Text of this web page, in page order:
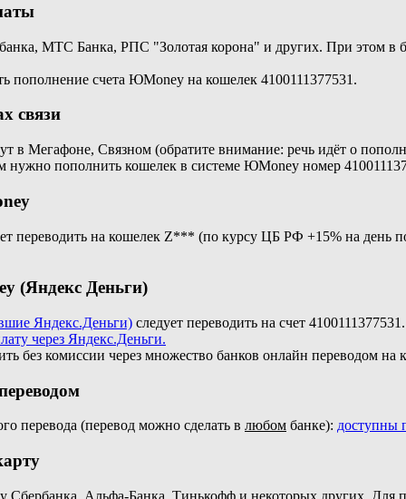
МТС Банка, РПС "Золотая корона" и других. При этом в
пополнение счета ЮMoney на кошелек 4100111377531.
связи
в Мегафоне, Связном (обратите внимание: речь идёт о
нужно пополнить кошелек в системе ЮMoney номер
переводить на кошелек Z*** (по курсу ЦБ РФ +15% на день
(Яндекс Деньги)
Яндекс.Деньги) следует переводить на счет
через Яндекс.Деньги.
без комиссии через множество банков онлайн переводом
перевода (перевод можно сделать в любом банке): доступны
Сбербанка, Альфа-Банка, Тинькофф и некоторых других. Для